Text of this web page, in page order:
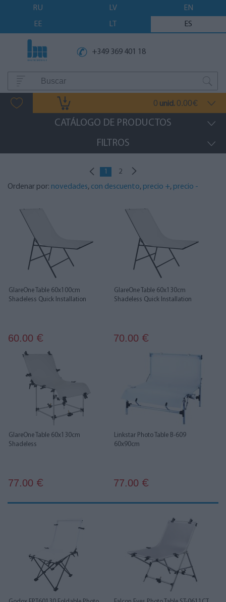
RU LV
EN
EE
LT ES
+349 369 401 18
0 unid. 0.00€
CATÁLOGO DE PRODUCTOS
FILTROS
1 2
Ordenar por: novedades, con descuento, precio +, precio -
GlareOne Table 60x100cm
Shadeless Quick Installation
60.00 €
GlareOne Table 60x130cm
Shadeless Quick Installation
70.00 €
GlareOne Table 60x130cm
Shadeless
77.00 €
Linkstar Photo Table B-609
60x90cm
77.00 €